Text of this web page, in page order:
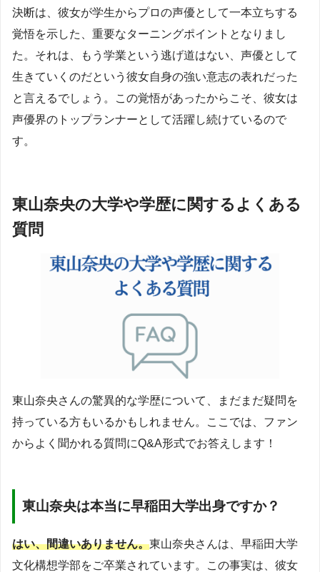
決断は、彼女が学生からプロの声優として一本立ちする
覚悟を示した、重要なターニングポイントとなりまし
た。それは、もう学業という逃げ道はない、声優として
生きていくのだという彼女自身の強い意志の表れだった
と言えるでしょう。この覚悟があったからこそ、彼女は
声優界のトップランナーとして活躍し続けているので
す。
東山奈央の大学や学歴に関するよくある
質問
東山奈央さんの驚異的な学歴について、まだまだ疑問を
持っている方もいるかもしれません。ここでは、ファン
からよく聞かれる質問にQ&A形式でお答えします！
東山奈央は本当に早稲田大学出身ですか？
はい、間違いありません。東山奈央さんは、早稲田大学
文化構想学部をご卒業されています。この事実は、彼女